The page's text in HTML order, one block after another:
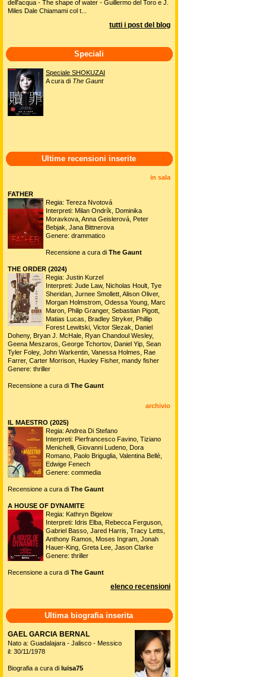
dell'acqua - The shape of water - Guillermo del Toro e J.
Miles Dale Chiamami col t...
tutti i post del blog
Speciali
Speciale SHOKUZAI
A cura di The Gaunt
Ultime recensioni inserite
in sala
FATHER
Regia: Tereza Nvotová
Interpreti: Milan Ondrík, Dominika
Moravkova, Anna Geislerová, Peter
Bebjak, Jana Bittnerova
Genere: drammatico
Recensione a cura di The Gaunt
THE ORDER (2024)
Regia: Justin Kurzel
Interpreti: Jude Law, Nicholas Hoult, Tye
Sheridan, Jurnee Smollett, Alison Oliver,
Morgan Holmstrom, Odessa Young, Marc
Maron, Philip Granger, Sebastian Pigott,
Matias Lucas, Bradley Stryker, Phillip
Forest Lewitski, Victor Slezak, Daniel
Doheny, Bryan J. McHale, Ryan Chandoul Wesley,
Geena Meszaros, George Tchortov, Daniel Yip, Sean
Tyler Foley, John Warkentin, Vanessa Holmes, Rae
Farrer, Carter Morrison, Huxley Fisher, mandy fisher
Genere: thriller
Recensione a cura di The Gaunt
archivio
IL MAESTRO (2025)
Regia: Andrea Di Stefano
Interpreti: Pierfrancesco Favino, Tiziano
Menichelli, Giovanni Ludeno, Dora
Romano, Paolo Briguglia, Valentina Bellè,
Edwige Fenech
Genere: commedia
Recensione a cura di The Gaunt
A HOUSE OF DYNAMITE
Regia: Kathryn Bigelow
Interpreti: Idris Elba, Rebecca Ferguson,
Gabriel Basso, Jared Harris, Tracy Letts,
Anthony Ramos, Moses Ingram, Jonah
Hauer-King, Greta Lee, Jason Clarke
Genere: thriller
Recensione a cura di The Gaunt
elenco recensioni
Ultima biografia inserita
GAEL GARCIA BERNAL
Nato a: Guadalajara - Jalisco - Messico
il: 30/11/1978
Biografia a cura di luisa75